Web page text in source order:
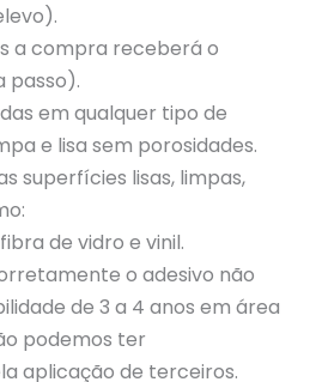
a compra receberá o
passo).
em qualquer tipo de
e lisa sem porosidades.
superfícies lisas, limpas,
de vidro e vinil.
o adesivo não
de 3 a 4 anos em área
podemos ter
aplicação de terceiros.